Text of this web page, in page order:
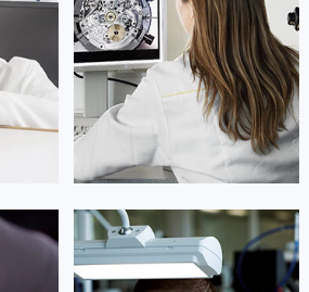
城区东风一路帝舵售后服务中心（需提前预约）
城区金山路帝舵售后服务中心（需提前预约）
坎区观海北路帝舵售后服务中心（需提前预约）
广东省肇庆市端州区信安大道与砚都大道交汇处帝舵售后服务中心（需提前预约）
广西壮族自治区百色市右江区中山二路帝舵售后服务中心（需提前预约）
广西壮族自治区北海市海城区北京路帝舵售后服务中心（需提前预约）
中心
达芙妮·克劳迪娅
资深帝舵技师
是重庆市万州区帝舵售后服务中心